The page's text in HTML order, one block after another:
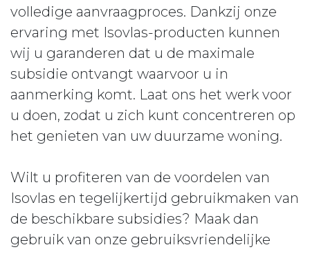
volledige aanvraagproces. Dankzij onze
ervaring met Isovlas-producten kunnen
wij u garanderen dat u de maximale
subsidie ontvangt waarvoor u in
aanmerking komt. Laat ons het werk voor
u doen, zodat u zich kunt concentreren op
het genieten van uw duurzame woning.
Wilt u profiteren van de voordelen van
Isovlas en tegelijkertijd gebruikmaken van
de beschikbare subsidies? Maak dan
gebruik van onze gebruiksvriendelijke